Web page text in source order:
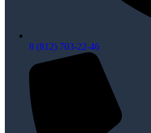
8 (812) 703-22-46